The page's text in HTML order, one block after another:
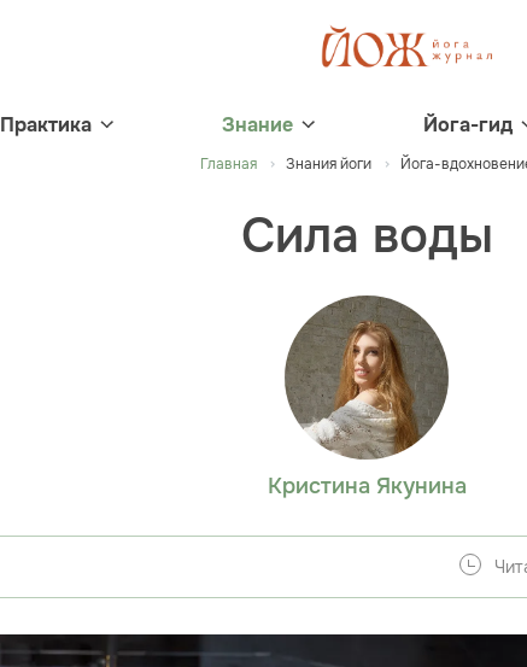
Практика Знание Йога-гид
Главная Знания йоги Йога-
Сила воды
Кристина Якунина